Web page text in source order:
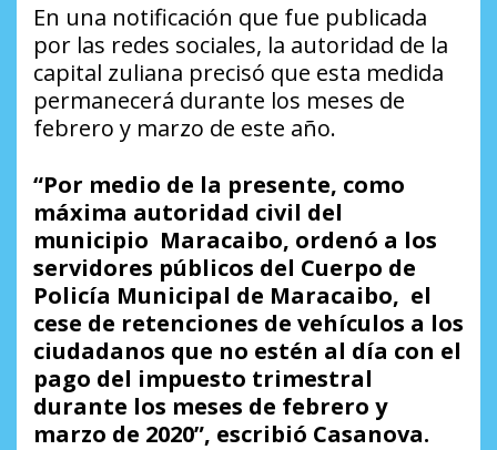
En una notificación que fue publicada
por las redes sociales, la autoridad de la
capital zuliana precisó que esta medida
permanecerá durante los meses de
febrero y marzo de este año.
“Por medio de la presente, como
máxima autoridad civil del
municipio Maracaibo, ordenó a los
servidores públicos del Cuerpo de
Policía Municipal de Maracaibo, el
cese de retenciones de vehículos a los
ciudadanos que no estén al día con el
pago del impuesto trimestral
durante los meses de febrero y
marzo de 2020”, escribió Casanova.